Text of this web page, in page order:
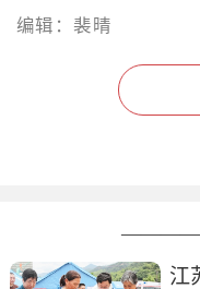
编辑：裴晴
————
江